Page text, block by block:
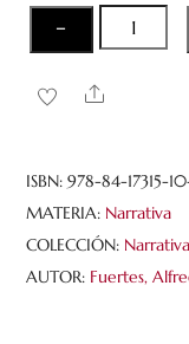
5
−
Dudas
cantidad
Share
ISBN:978-84-17315-
MATERIA: Narrativa
COLECCIÓN: Narrativa
AUTOR: Fuertes,